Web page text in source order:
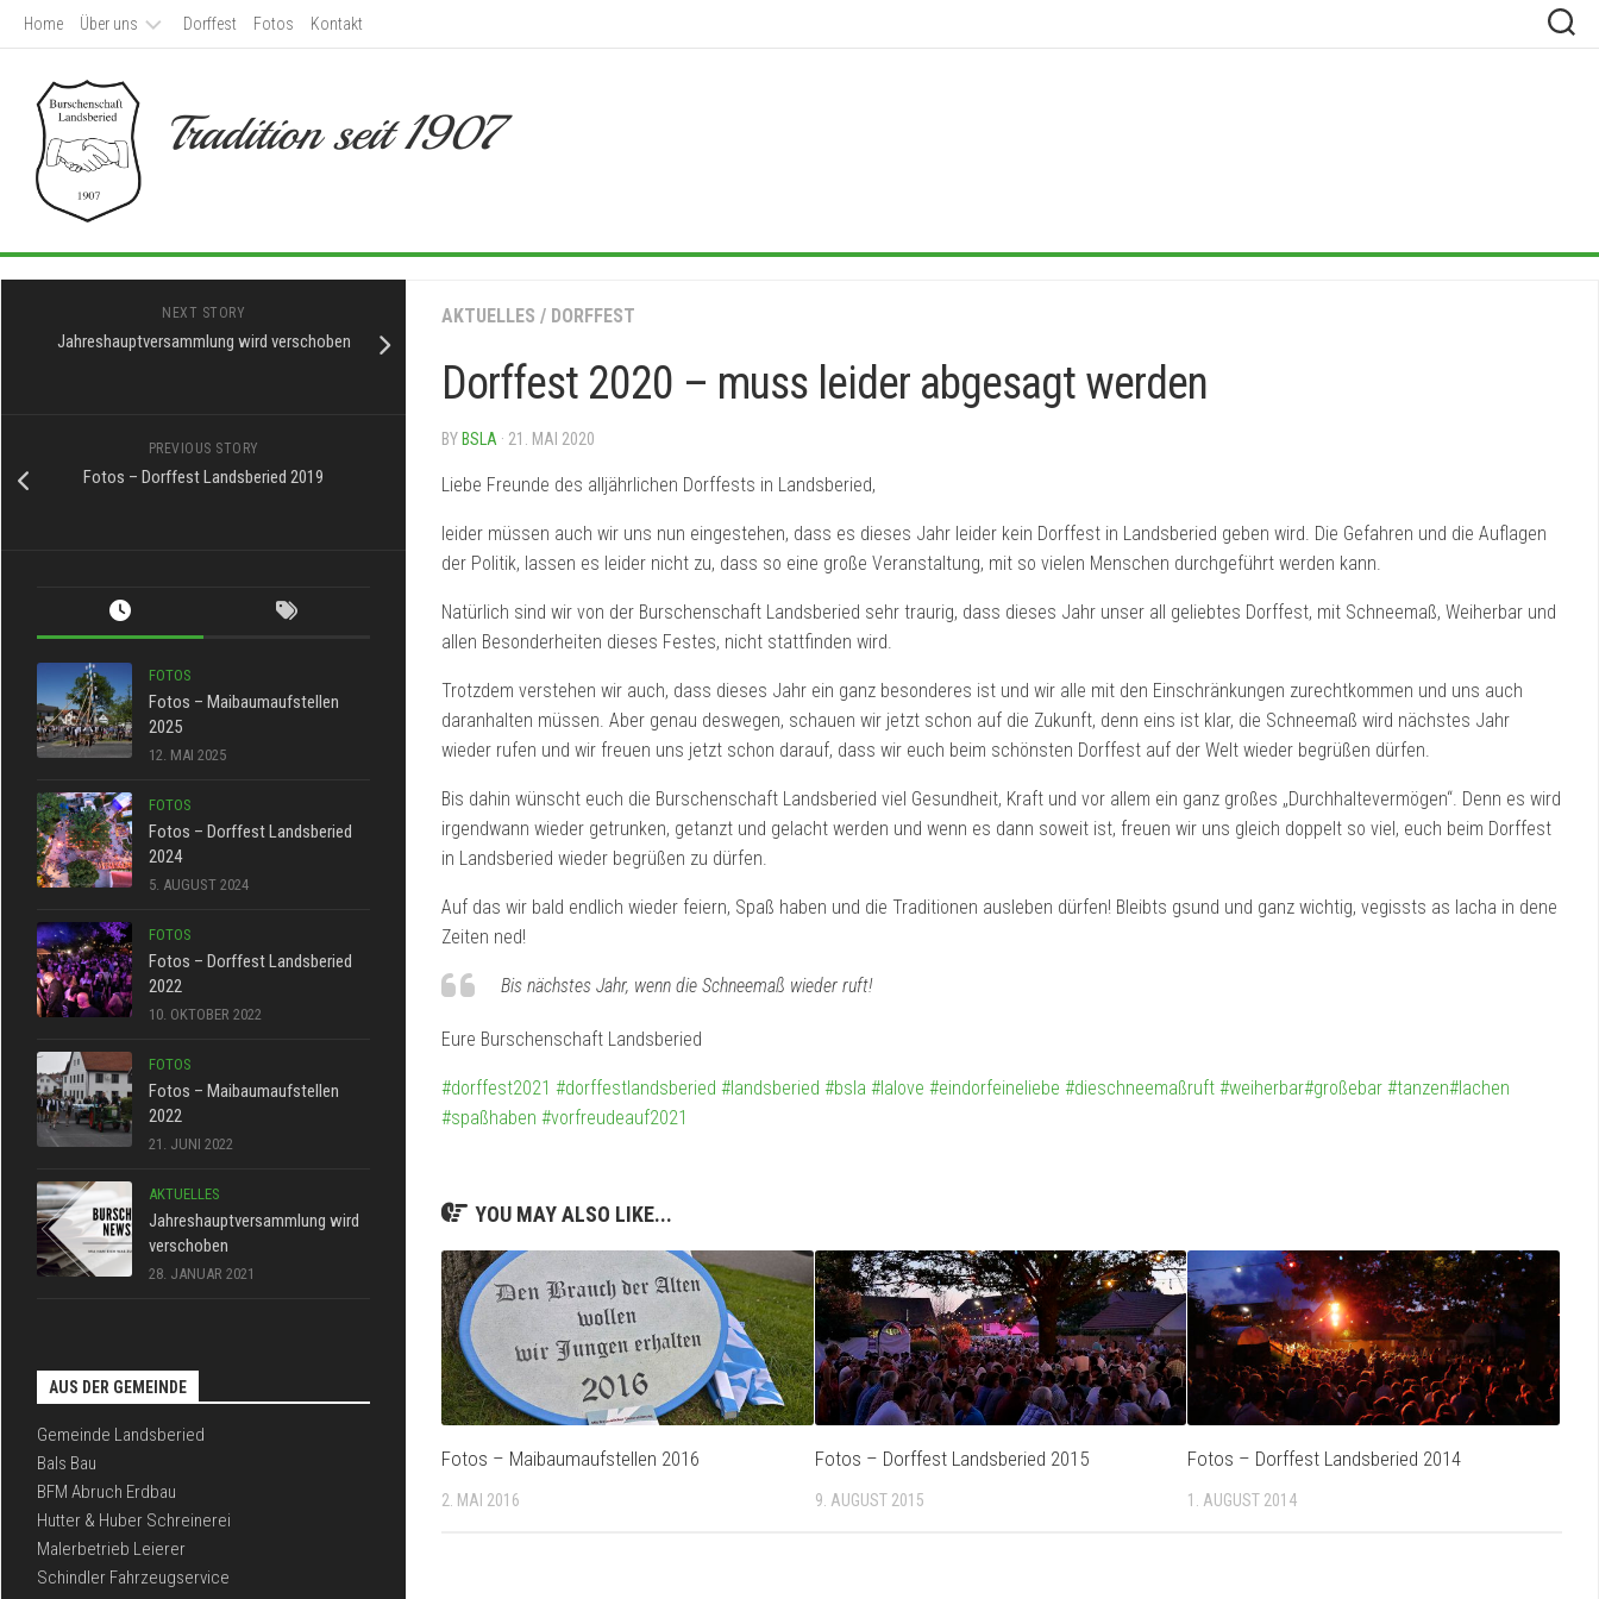
SkipHome Über uns
Aktivitäten
Chronik
Verleih
Dorffest Fotos Kontakt
Tradition seit 1907
AKTUELLES / DORFFEST
Dorffest 2020 – muss leider abgesagt werden
BY BSLA · 21. MAI 2020
Liebe Freunde des alljährlichen Dorffests in Landsberied,
leider müssen auch wir uns nun eingestehen, dass es dieses Jahr leider kein Dorffest in Landsberied geben wird. Die Gefahren und die Auflagen
der Politik, lassen es leider nicht zu, dass so eine große Veranstaltung, mit so vielen Menschen durchgeführt werden kann.
Natürlich sind wir von der Burschenschaft Landsberied sehr traurig, dass dieses Jahr unser all geliebtes Dorffest, mit Schneemaß, Weiherbar und
allen Besonderheiten dieses Festes, nicht stattfinden wird.
Trotzdem verstehen wir auch, dass dieses Jahr ein ganz besonderes ist und wir alle mit den Einschränkungen zurechtkommen und uns auch
daranhalten müssen. Aber genau deswegen, schauen wir jetzt schon auf die Zukunft, denn eins ist klar, die Schneemaß wird nächstes Jahr
wieder rufen und wir freuen uns jetzt schon darauf, dass wir euch beim schönsten Dorffest auf der Welt wieder begrüßen dürfen.
Bis dahin wünscht euch die Burschenschaft Landsberied viel Gesundheit, Kraft und vor allem ein ganz großes „Durchhaltevermögen“. Denn es wird
irgendwann wieder getrunken, getanzt und gelacht werden und wenn es dann soweit ist, freuen wir uns gleich doppelt so viel, euch beim Dorffest
in Landsberied wieder begrüßen zu dürfen.
Auf das wir bald endlich wieder feiern, Spaß haben und die Traditionen ausleben dürfen! Bleibts gsund und ganz wichtig, vegissts as lacha in dene
Zeiten ned!
Bis nächstes Jahr, wenn die Schneemaß wieder ruft!
Eure Burschenschaft Landsberied
#dorffest2021 #dorffestlandsberied #landsberied #bsla #lalove #eindorfeineliebe #dieschneemaßruft #weiherbar#großebar #tanzen#lachen
#spaßhaben #vorfreudeauf2021
YOU MAY ALSO LIKE...
Fotos – Maibaumaufstellen 2016
2. MAI 2016
Fotos – Dorffest Landsberied 2015
9. AUGUST 2015
Fotos – Dorffest Landsberied 2014
1. AUGUST 2014
NEXT STORY
Jahreshauptversammlung wird verschoben
PREVIOUS STORY
Fotos – Dorffest Landsberied 2019
FOTOS
Fotos – Maibaumaufstellen
2025
12. MAI 2025
FOTOS
Fotos – Dorffest Landsberied
2024
5. AUGUST 2024
FOTOS
Fotos – Dorffest Landsberied
2022
10. OKTOBER 2022
FOTOS
Fotos – Maibaumaufstellen
2022
21. JUNI 2022
AKTUELLES
Jahreshauptversammlung wird
verschoben
28. JANUAR 2021
AUS DER GEMEINDE
Gemeinde Landsberied
Bals Bau
BFM Abruch Erdbau
Hutter & Huber Schreinerei
Malerbetrieb Leierer
Schindler Fahrzeugservice